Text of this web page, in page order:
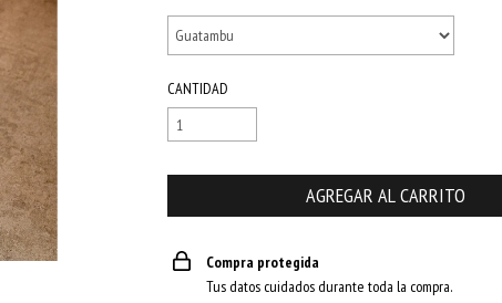
CANTIDAD
Compra protegida
Tus datos cuidados durante toda la compra.